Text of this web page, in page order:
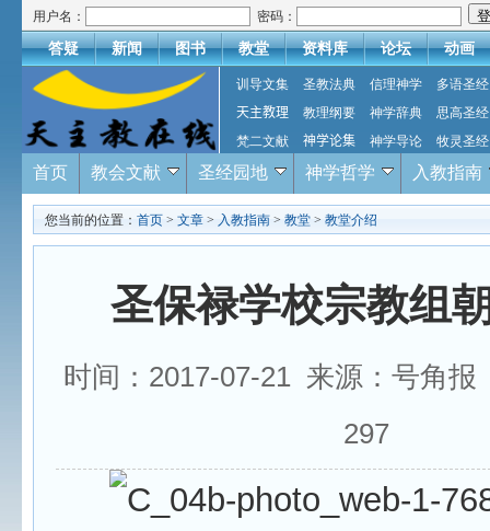
用户名： 密码：
答疑 新闻 图书 教堂 资料库 论坛 动画
训导文集 圣教法典 信理神学
多语圣经
天主教理
教理纲要 神学辞典
思高圣经
梵二文献
神学论集 神学导论 牧灵圣经
首页 教会文献 圣经园地 神学哲学 入教指南
您当前的位置： 首页 > 文章 > 入教指南 > 教堂 > 教堂介绍
圣保禄学校宗教组
时间：2017-07-21 来源：号角
297